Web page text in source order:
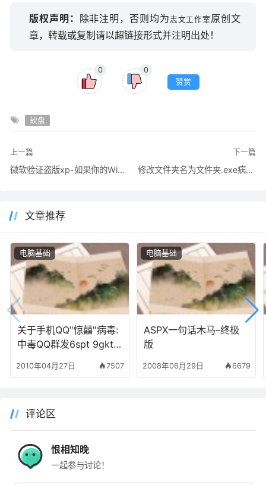
版权声明： 除非注明，否则均为志文工作室 原创文
章，转载或复制请以超链接形式并注明出处！
0
0
赞赏
软盘
上一篇
微软验证盗版xp-如果你的Windows黑屏了怎么办？
下一篇
修改文件夹名为文件夹.exe病毒的解决方法
文章推荐
关于手机QQ"惊囍"病毒:
中毒QQ群发6spt 9gkt
等
2010年04月27日 7507
电脑基础
ASPX一句话木马–终极
版
2008年06月29日 6679
电脑基础
评论区
恨相知晚
一起参与讨论！